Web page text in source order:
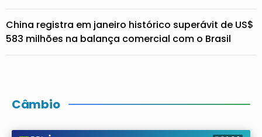
China registra em janeiro histórico superávit de US$
583 milhões na balança comercial com o Brasil
Câmbio